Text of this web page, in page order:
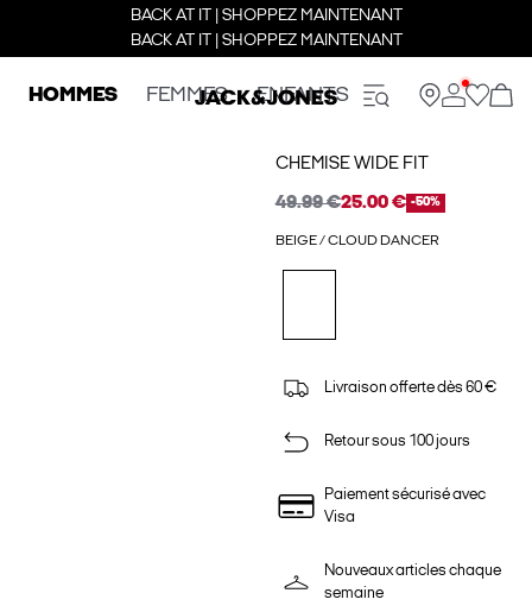
BACK AT IT | SHOPPEZ MAINTENANT
BACK AT IT | SHOPPEZ MAINTENANT
HOMMES FEMMES ENFANTS
CHEMISE WIDE FIT
49.99 €25.00 € -50%
BEIGE / CLOUD DANCER
Livraison offerte dès 60 €
Retour sous 100 jours
Paiement sécurisé avec
Visa
Nouveaux articles chaque
semaine